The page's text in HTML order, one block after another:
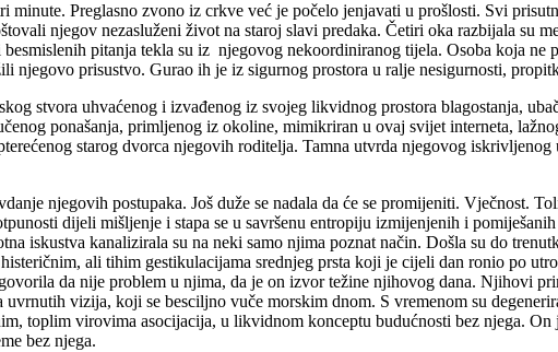
minute. Preglasno zvono iz crkve već je počelo jenjavati u prošlosti. Svi
njegov nezasluženi život na staroj slavi predaka. Četiri oka razbijala su
pitanja tekla su iz njegovog nekoordiniranog tijela. Osoba koja
njegovo prisustvo. Gurao ih je iz sigurnog prostora u ralje nesigurnosti,
stvora uhvaćenog i izvađenog iz svojeg likvidnog prostora blagostanja,
ponašanja, primljenog iz okoline, mimikriran u ovaj svijet interneta,
starog dvorca njegovih roditelja. Tamna utvrda njegovog
njegovih postupaka. Još duže se nadala da će se promijeniti. Vječnost.
dijeli mišljenje i stapa se u savršenu entropiju izmijenjenih i
iskustva kanalizirala su na neki samo njima poznat način. Došla su do
ali tihim gestikulacijama srednjeg prsta koji je cijeli dan ronio po
da nije problem u njima, da je on izvor težine njihovog dana. Njihovi
uvrnutih vizija, koji se besciljno vuče morskim dnom. S vremenom su
toplim virovima asocijacija, u likvidnom konceptu budućnosti bez njega.
bez njega.